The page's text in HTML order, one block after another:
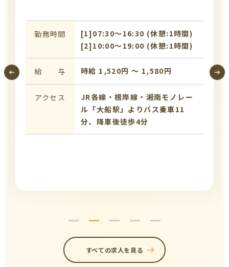
勤務時間
[1]07:30〜16:30 (休憩:1時間)
[2]10:00〜19:00 (休憩:1時間)
給 与 時給 1,520円 〜 1,580円
アクセス
JR各線・根岸線・湘南モノレー
ル「大船駅」よりバス乗車11
分、降車後徒歩4分
すべての求人を見る